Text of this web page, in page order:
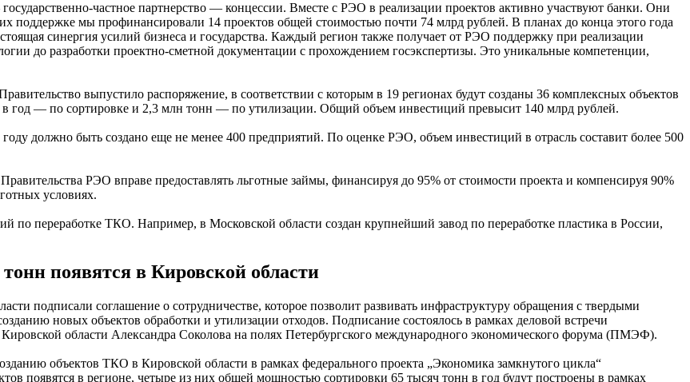
частное партнерство — концессии. Вместе с РЭО в реализации проектов активно участвуют банки. Они
поддержке мы профинансировали 14 проектов общей стоимостью почти 74 млрд рублей. В планах до конца этого года
синергия усилий бизнеса и государства. Каждый регион также получает от РЭО поддержку при реализации
до разработки проектно-сметной документации с прохождением госэкспертизы. Это уникальные компетенции,
выпустило распоряжение, в соответствии с которым в 19 регионах будут созданы 36 комплексных объектов
год — по сортировке и 2,3 млн тонн — по утилизации. Общий объем инвестиций превысит 140 млрд рублей.
должно быть создано еще не менее 400 предприятий. По оценке РЭО, объем инвестиций в отрасль составит более 500
РЭО вправе предоставлять льготные займы, финансируя до 95% от стоимости проекта и компенсируя 90%
условиях.
переработке ТКО. Например, в Московской области создан крупнейший завод по переработке пластика в России,
появятся в Кировской области
подписали соглашение о сотрудничестве, которое позволит развивать инфраструктуру обращения с твердыми
новых объектов обработки и утилизации отходов. Подписание состоялось в рамках деловой встречи
области Александра Соколова на полях Петербургского международного экономического форума (ПМЭФ).
объектов ТКО в Кировской области в рамках федерального проекта „Экономика замкнутого цикла“
появятся в регионе, четыре из них общей мощностью сортировки 65 тысяч тонн в год будут построены в рамках